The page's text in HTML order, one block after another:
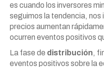
es cuando los inversores
seguimos la tendencia,
precios aumentan
ocurren eventos positivos
La fase de distribución,
eventos positivos sobre la